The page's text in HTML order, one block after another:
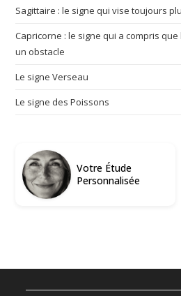
Sagittaire : le signe qui vise toujours
Capricorne : le signe qui a compris
un obstacle
Le signe Verseau
Le signe des Poissons
Votre Étude
Personnalisée